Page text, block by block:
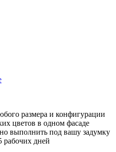
размера и конфигурации
цветов в одном фасаде
выполнить под вашу задумку
рабочих дней